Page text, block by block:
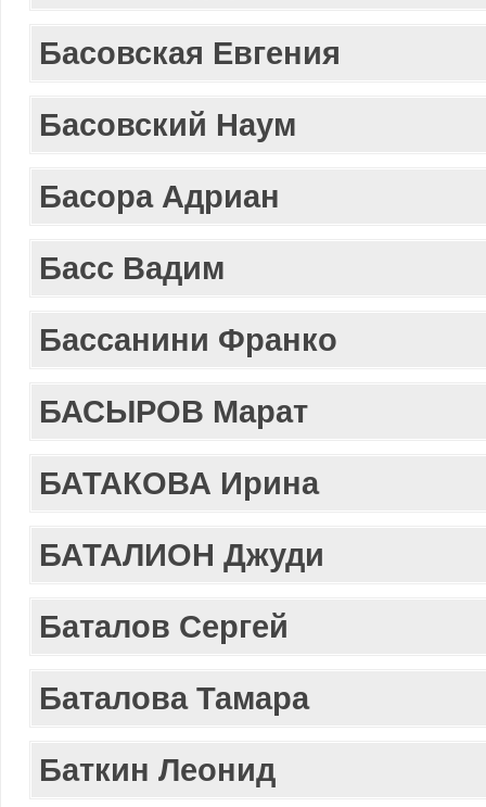
Басовская Евгения
Басовский Наум
Басора Адриан
Басс Вадим
Бассанини Франко
БАСЫРОВ Марат
БАТАКОВА Ирина
БАТАЛИОН Джуди
Баталов Сергей
Баталова Тамара
Баткин Леонид